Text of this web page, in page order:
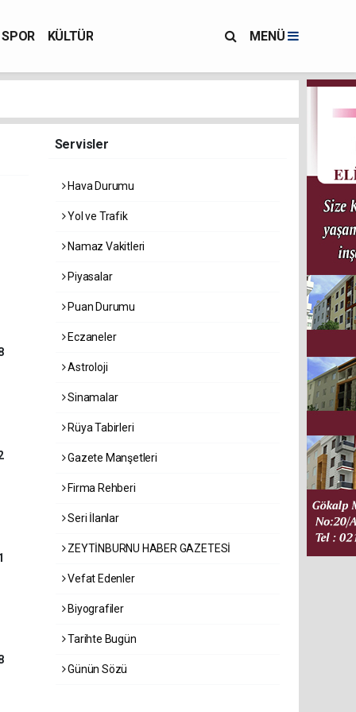
SPOR KÜLTÜR MENÜ
Servisler
Hava Durumu
Yol ve Trafik
Namaz Vakitleri
Piyasalar
Puan Durumu
Eczaneler
Astroloji
Sinamalar
Rüya Tabirleri
Gazete Manşetleri
Firma Rehberi
Seri İlanlar
ZEYTİNBURNU HABER GAZETESİ
Vefat Edenler
Biyografiler
Tarihte Bugün
Günün Sözü